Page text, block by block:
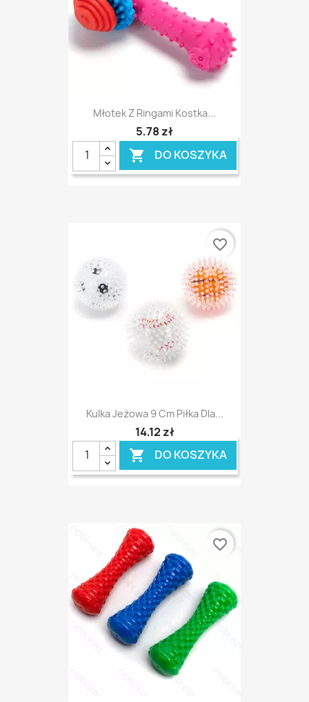
Młotek Z Ringami Kostka...
5,78 zł
 DO KOSZYKA
Kulka Jeżowa 9 Cm Piłka Dla...
14,12 zł
 DO KOSZYKA
favorite_border
favorite_border